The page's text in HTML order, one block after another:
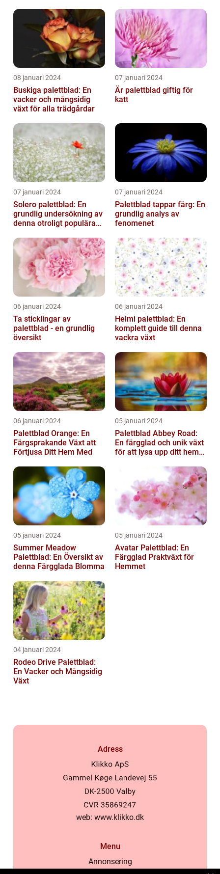
08 januari 2024
Buskiga palettblad: En
vacker och mångsidig
växt för alla trädgårdar
07 januari 2024
Är palettblad giftig för
katt
07 januari 2024
Solero palettblad: En
grundlig undersökning av
denna otroligt populära
07 januari 2024
Palettblad tappar färg: En
grundlig analys av
fenomenet
06 januari 2024
Ta sticklingar av
palettblad - en grundlig
översikt
06 januari 2024
Helmi palettblad: En
komplett guide till denna
vackra växt
06 januari 2024
Palettblad Orange: En
Färgsprakande Växt att
Förtjusa Ditt Hem Med
05 januari 2024
Palettblad Abbey Road:
En färgglad och unik växt
för att lysa upp ditt hem
05 januari 2024
Summer Meadow
Palettblad: En Översikt av
denna Färgglada Blomma
05 januari 2024
Avatar Palettblad: En
Färgglad Praktväxt för
Hemmet
04 januari 2024
Rodeo Drive Palettblad:
En Vacker och Mångsidig
Växt
Adress
web: www.klikko.dk
Menu
Annonsering